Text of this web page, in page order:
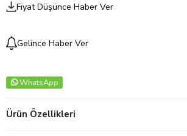
Fiyat Düşünce Haber Ver
Gelince Haber Ver
WhatsApp
Ürün Özellikleri